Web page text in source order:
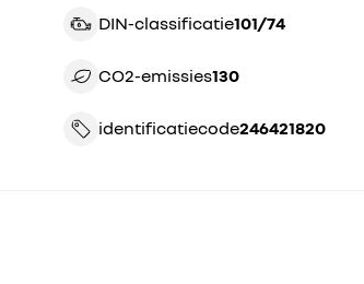
DIN-classificatie 101/74
CO2-emissies 130
identificatiecode 246421820